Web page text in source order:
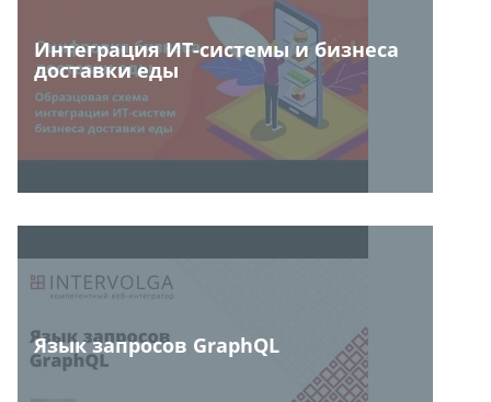
Интеграция ИТ-системы и бизнеса
доставки еды
Язык запросов GraphQL